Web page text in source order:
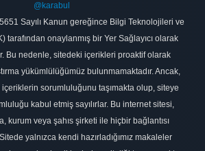
@karabul
Sayılı Kanun gereğince Bilgi Teknolojileri ve
tarafından onaylanmış bir Yer Sağlayıcı olarak
Bu nedenle, sitedeki içerikleri proaktif olarak
yükümlülüğümüz bulunmamaktadır. Ancak,
içeriklerin sorumluluğunu taşımakta olup, siteye
kabul etmiş sayılırlar. Bu internet sitesi,
kurum veya şahıs şirketi ile hiçbir bağlantısı
yalnızca kendi hazırladığımız makaleler